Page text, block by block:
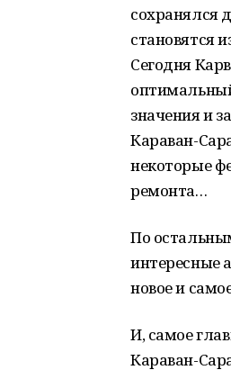
сохранялся
становятся
Сегодня
значения и
Караван-
некоторые
ремонта…
По
интересные
новое и
И, самое
Караван-